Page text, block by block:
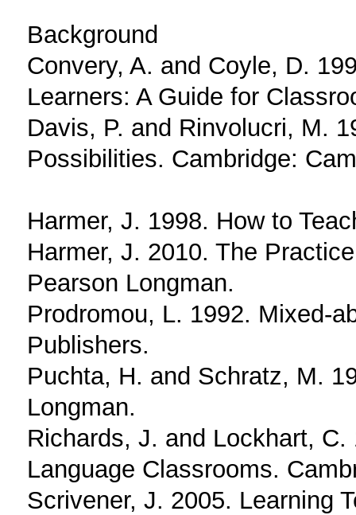
Background
Convery, A. and Coyle, D.
Learners: A Guide for
Davis, P. and Rinvolucri, M.
Possibilities. Cambridge:
Harmer, J. 1998. How to
Harmer, J. 2010. The
Pearson Longman.
Prodromou, L. 1992. Mixed-
Publishers.
Puchta, H. and Schratz, M.
Longman.
Richards, J. and Lockhart,
Language Classrooms.
Scrivener, J. 2005. Learning